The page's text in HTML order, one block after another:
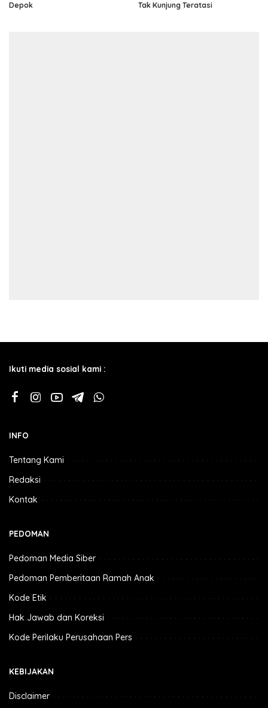
Depok
Tak Kunjung Teratasi
Ikuti media sosial kami :
INFO
Tentang Kami
Redaksi
Kontak
PEDOMAN
Pedoman Media Siber
Pedoman Pemberitaan Ramah Anak
Kode Etik
Hak Jawab dan Koreksi
Kode Perilaku Perusahaan Pers
KEBIJAKAN
Disclaimer